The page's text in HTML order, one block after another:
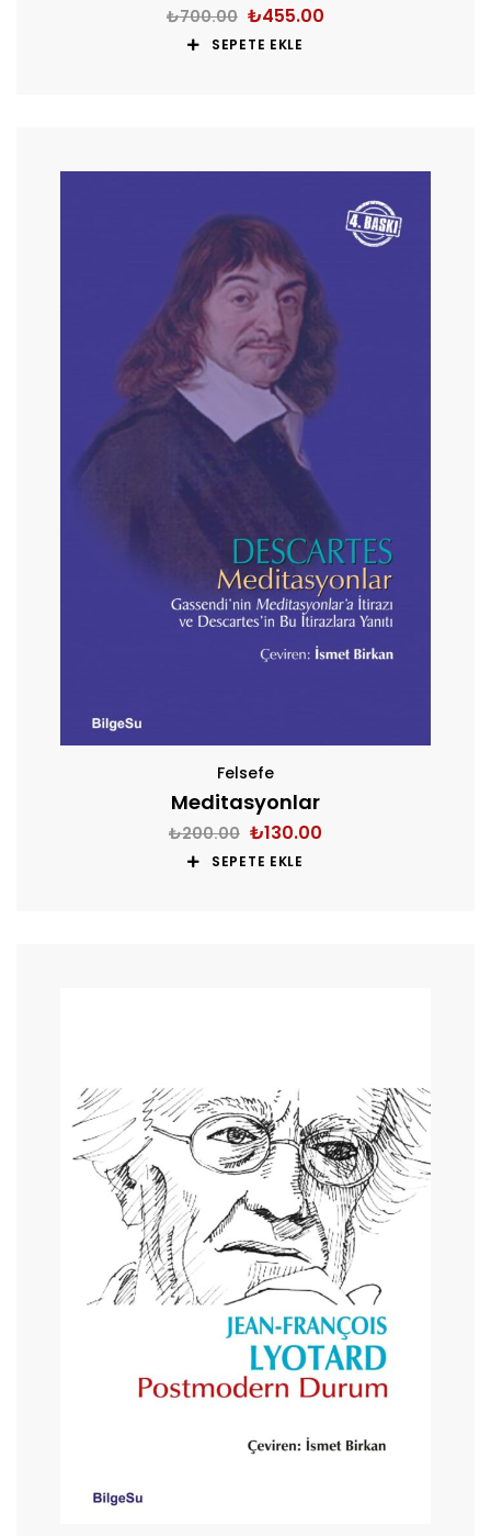
₺700.00 ₺455.00
SEPETE EKLE
Felsefe
Meditasyonlar
₺200.00 ₺130.00
SEPETE EKLE